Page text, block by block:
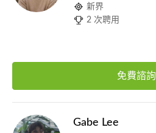
新界
2 次聘用
免費諮詢
Gabe Lee